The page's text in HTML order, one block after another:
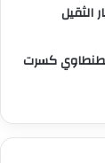
الثقيل
كسرت